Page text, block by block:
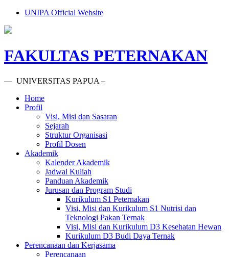
UNIPA Official Website
FAKULTAS PETERNAKAN
— UNIVERSITAS PAPUA –
Home
Profil
Visi, Misi dan Sasaran
Sejarah
Struktur Organisasi
Profil Dosen
Akademik
Kalender Akademik
Jadwal Kuliah
Panduan Akademik
Jurusan dan Program Studi
Kurikulum S1 Peternakan
Visi, Misi dan Kurikulum S1 Nutrisi dan
Teknologi Pakan Ternak
Visi, Misi dan Kurikulum D3 Kesehatan Hewan
Kurikulum D3 Budi Daya Ternak
Perencanaan dan Kerjasama
Perencanaan